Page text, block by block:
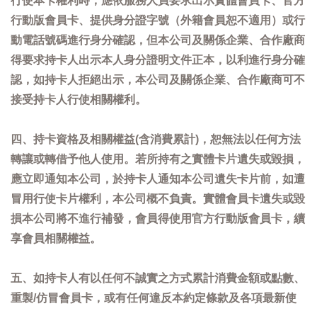
行動版會員卡、提供身分證字號（外籍會員恕不適用）或行
動電話號碼進行身分確認，但本公司及關係企業、合作廠商
得要求持卡人出示本人身分證明文件正本，以利進行身分確
認，如持卡人拒絕出示，本公司及關係企業、合作廠商可不
接受持卡人行使相關權利。
四、持卡資格及相關權益(含消費累計)，恕無法以任何方法
轉讓或轉借予他人使用。若所持有之實體卡片遺失或毀損，
應立即通知本公司，於持卡人通知本公司遺失卡片前，如遭
冒用行使卡片權利，本公司概不負責。實體會員卡遺失或毀
損本公司將不進行補發，會員得使用官方行動版會員卡，續
享會員相關權益。
五、如持卡人有以任何不誠實之方式累計消費金額或點數、
重製/仿冒會員卡，或有任何違反本約定條款及各項最新使